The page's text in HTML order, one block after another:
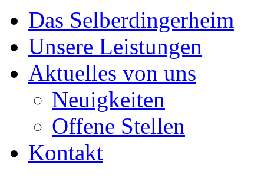
Das Selberdingerheim
Unsere Leistungen
Aktuelles von uns
Neuigkeiten
Offene Stellen
Kontakt